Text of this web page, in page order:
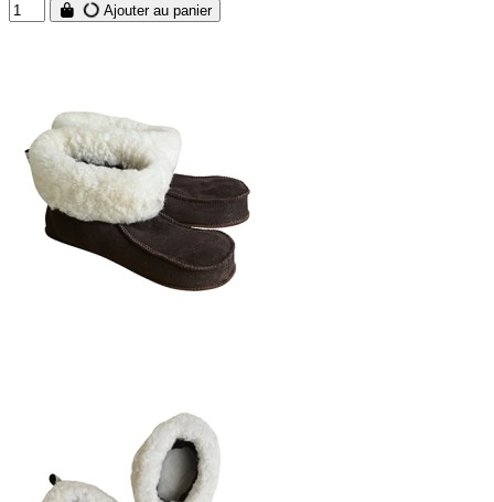
Ajouter au panier